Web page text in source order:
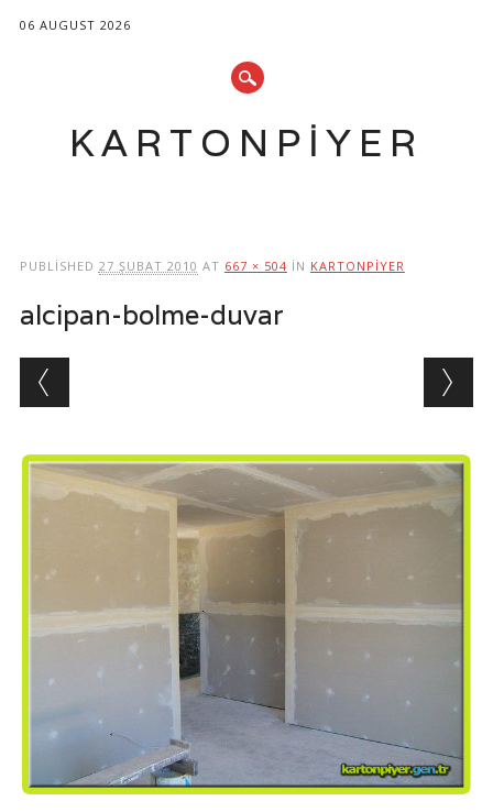
06 AUGUST 2026
KARTONPIYER
PUBLISHED 27 ŞUBAT 2010 AT 667 × 504 IN KARTONPIYER
alcipan-bolme-duvar